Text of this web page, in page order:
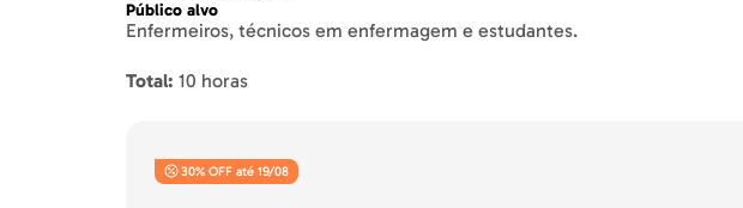
Público alvo
Enfermeiros, técnicos em enfermagem e estudantes.
Total: 10 horas
30% OFF até 19/08